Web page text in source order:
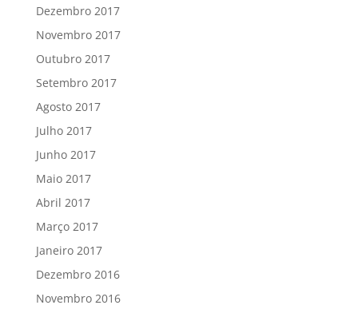
Dezembro 2017
Novembro 2017
Outubro 2017
Setembro 2017
Agosto 2017
Julho 2017
Junho 2017
Maio 2017
Abril 2017
Março 2017
Janeiro 2017
Dezembro 2016
Novembro 2016